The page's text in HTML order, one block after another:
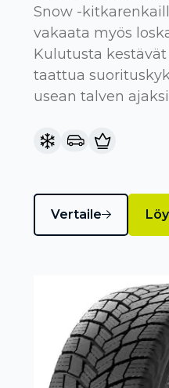
Snow -
vakaata myös
Kulutusta
taattua
usean talven
Vertaile